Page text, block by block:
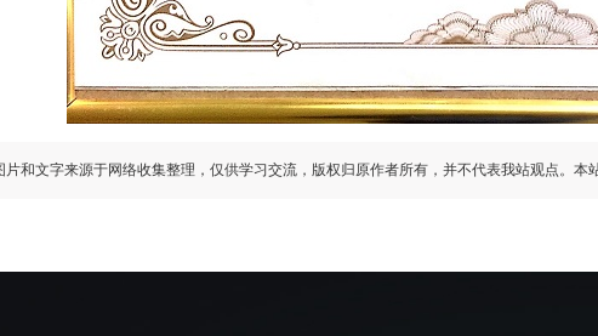
片和文字来源于网络收集整理，仅供学习交流，版权归原作者所有，并不代表我站观点。本